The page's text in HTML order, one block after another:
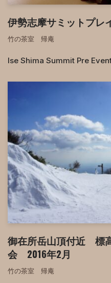
伊勢志摩サミットプ
竹の茶室 帰庵
Ise Shima Summit Pre
御在所岳山頂付近 標
会 2016年2月
竹の茶室 帰庵